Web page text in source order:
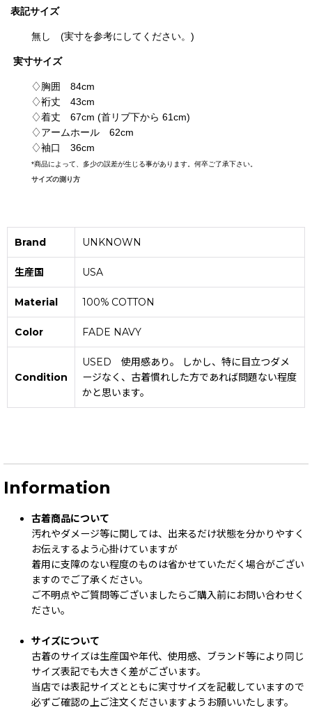
表記サイズ
無し (実寸を参考にしてください。)
実寸サイズ
♢胸囲 84cm
♢裄丈 43cm
♢着丈 67cm (首リブ下から 61cm)
♢アームホール 62cm
♢袖口 36cm
*商品によって、多少の誤差が生じる事があります。何卒ご了承下さい。
サイズの測り方
Brand UNKNOWN
生産国 USA
Material 100% COTTON
Color FADE NAVY
Condition
USED 使用感あり。 しかし、特に目立つダメ
ージなく、古着慣れした方であれば問題ない程度
かと思います。
Information
古着商品について
汚れやダメージ等に関しては、出来るだけ状態を分かりやすく
お伝えするよう心掛けていますが
着用に支障のない程度のものは省かせていただく場合がござい
ますのでご了承ください。
ご不明点やご質問等ございましたらご購入前にお問い合わせく
ださい。
サイズについて
古着のサイズは生産国や年代、使用感、ブランド等により同じ
サイズ表記でも大きく差がございます。
当店では表記サイズとともに実寸サイズを記載していますので
必ずご確認の上ご注文くださいますようお願いいたします。